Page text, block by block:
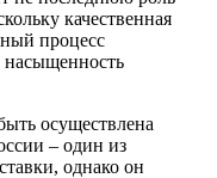
качественная
процесс
насыщенность
осуществлена
– один из
однако он